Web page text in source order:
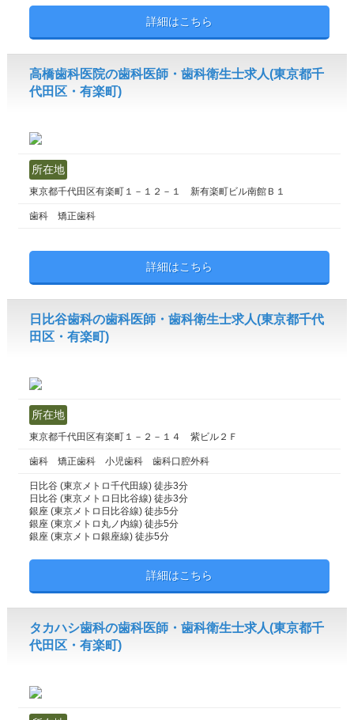
詳細はこちら
高橋歯科医院の歯科医師・歯科衛生士求人(東京都千
代田区・有楽町)
所在地
東京都千代田区有楽町１－１２－１ 新有楽町ビル南館Ｂ１
歯科 矯正歯科
詳細はこちら
日比谷歯科の歯科医師・歯科衛生士求人(東京都千代
田区・有楽町)
所在地
東京都千代田区有楽町１－２－１４ 紫ビル２Ｆ
歯科 矯正歯科 小児歯科 歯科口腔外科
日比谷 (東京メトロ千代田線) 徒歩3分
日比谷 (東京メトロ日比谷線) 徒歩3分
銀座 (東京メトロ日比谷線) 徒歩5分
銀座 (東京メトロ丸ノ内線) 徒歩5分
銀座 (東京メトロ銀座線) 徒歩5分
詳細はこちら
タカハシ歯科の歯科医師・歯科衛生士求人(東京都千
代田区・有楽町)